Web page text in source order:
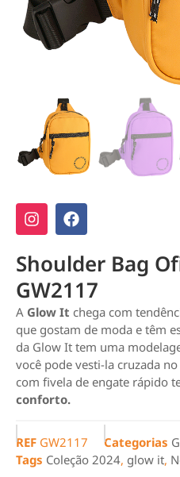
Shoulder Bag
GW2117
A Glow It chega com
que gostam de moda e têm
da Glow It tem uma
você pode vesti-la cruzada
com fivela de engate rápido
conforto.
REF GW2117 Categorias
Tags Coleção 2024, glow it,